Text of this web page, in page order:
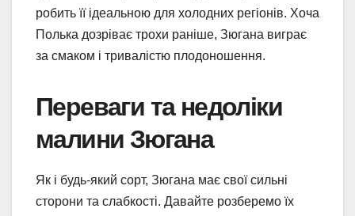
робить її ідеальною для холодних регіонів. Хоча
Полька дозріває трохи раніше, Зюгана виграє
за смаком і тривалістю плодоношення.
Переваги та недоліки
малини Зюгана
Як і будь-який сорт, Зюгана має свої сильні
сторони та слабкості. Давайте розберемо їх